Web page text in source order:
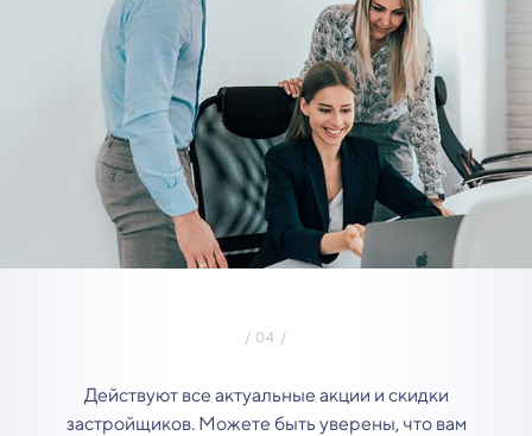
Действуют все актуальные акции и скидки
застройщиков. Можете быть уверены, что вам